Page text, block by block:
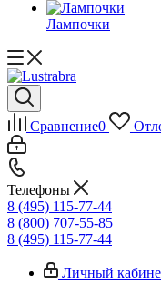
Лампочки
Сравнение0
Телефоны
8 (495) 115-77-44
8 (800) 707-55-85
8 (495) 115-77-44
Личный